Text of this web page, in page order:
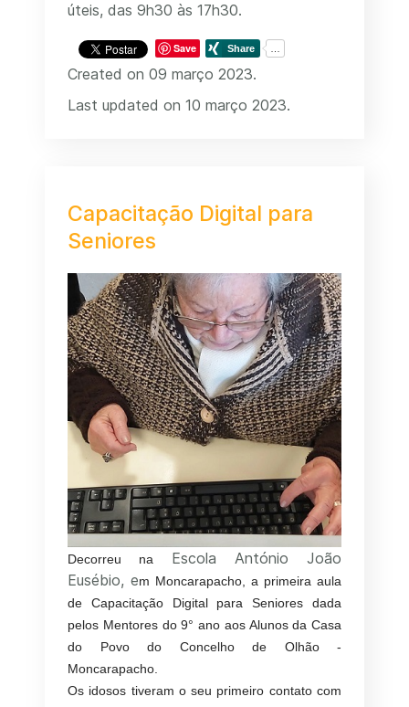
úteis, das 9h30 às 17h30.
Save
Created on 09 março 2023.
Last updated on 10 março 2023.
Capacitação Digital para
Seniores
Decorreu na Escola António João
Eusébio, em Moncarapacho, a primeira aula
de Capacitação Digital para Seniores dada
pelos Mentores do 9° ano aos Alunos da Casa
do Povo do Concelho de Olhão -
Moncarapacho.
Os idosos tiveram o seu primeiro contato com